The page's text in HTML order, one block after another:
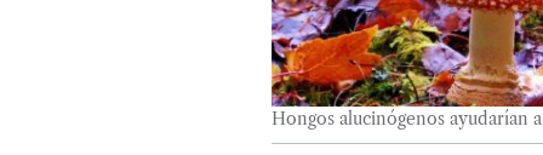
Hongos alucinógenos ayudarían